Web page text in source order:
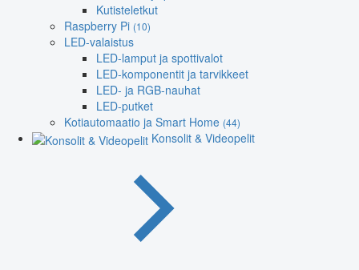
Kutisteletkut
Raspberry Pi (10)
LED-valaistus
LED-lamput ja spottivalot
LED-komponentit ja tarvikkeet
LED- ja RGB-nauhat
LED-putket
Kotiautomaatio ja Smart Home (44)
Konsolit & Videopelit